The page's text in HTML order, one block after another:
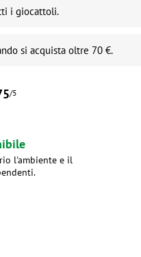
i giocattoli.
si acquista oltre 70 €.
/5
l'ambiente e il